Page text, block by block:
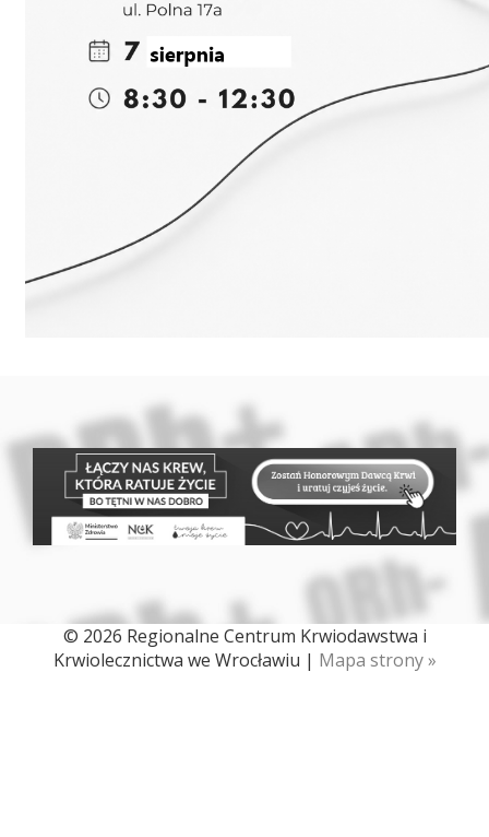
© 2026 Regionalne Centrum Krwiodawstwa i
Krwiolecznictwa we Wrocławiu | Mapa strony »